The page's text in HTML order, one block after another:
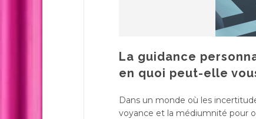
La guidance
en quoi peut-elle
Dans un monde où les
voyance et la médiumnité pour